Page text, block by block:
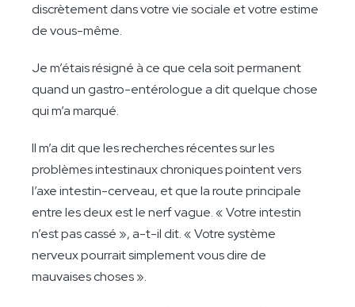
discrètement dans votre vie sociale et votre estime
de vous-même.
Je m’étais résigné à ce que cela soit permanent
quand un gastro-entérologue a dit quelque chose
qui m’a marqué.
Il m’a dit que les recherches récentes sur les
problèmes intestinaux chroniques pointent vers
l’axe intestin-cerveau, et que la route principale
entre les deux est le nerf vague. « Votre intestin
n’est pas cassé », a-t-il dit. « Votre système
nerveux pourrait simplement vous dire de
mauvaises choses ».